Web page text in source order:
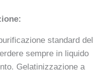
standard del
sempre in liquido
Gelatinizzazione a